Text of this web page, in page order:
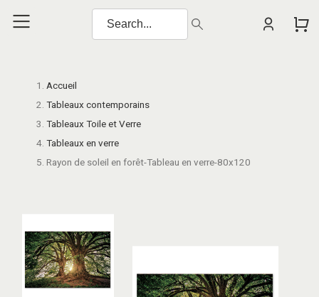
Accueil
Tableaux contemporains
Tableaux Toile et Verre
Tableaux en verre
Rayon de soleil en forêt-Tableau en verre-80x120